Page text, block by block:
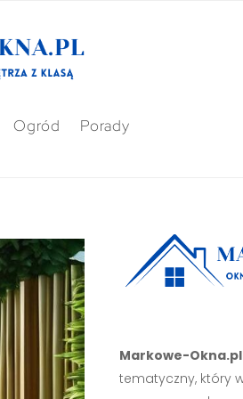
Ogród Porady
Markowe-Okna.pl
tematyczny, który